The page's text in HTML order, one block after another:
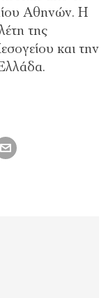
Αθηνών. Η
της
και την